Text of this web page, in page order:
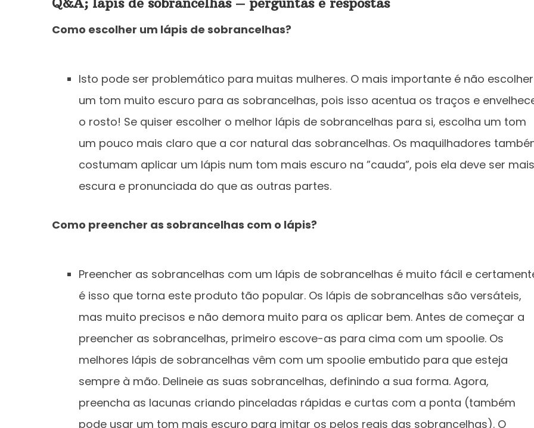
Como escolher um lápis de sobrancelhas?
Isto pode ser problemático para muitas mulheres. O mais importante é não escolher
um tom muito escuro para as sobrancelhas, pois isso acentua os traços e
o rosto! Se quiser escolher o melhor lápis de sobrancelhas para si, escolha um tom
um pouco mais claro que a cor natural das sobrancelhas. Os maquilhadores
costumam aplicar um lápis num tom mais escuro na ”cauda”, pois ela deve ser mais
escura e pronunciada do que as outras partes.
Como preencher as sobrancelhas com o lápis?
Preencher as sobrancelhas com um lápis de sobrancelhas é muito fácil e
é isso que torna este produto tão popular. Os lápis de sobrancelhas são versáteis,
mas muito precisos e não demora muito para os aplicar bem. Antes de começar a
preencher as sobrancelhas, primeiro escove-as para cima com um spoolie. Os
melhores lápis de sobrancelhas vêm com um spoolie embutido para que esteja
sempre à mão. Delineie as suas sobrancelhas, definindo a sua forma. Agora,
preencha as lacunas criando pinceladas rápidas e curtas com a ponta (também
pode usar um tom mais escuro para imitar os pelos reais das sobrancelhas). O